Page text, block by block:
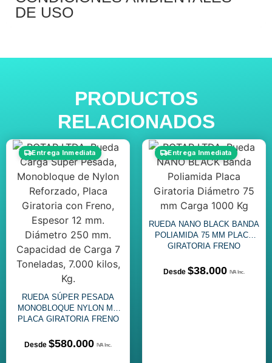
DE USO
PRODUCTOS
RELACIONADOS
Entrega Inmediata
RUEDA SÚPER PESADA
MONOBLOQUE NYLON MC
PLACA GIRATORIA FRENO
$580.000
Entrega Inmediata
RUEDA NANO BLACK BANDA
POLIAMIDA 75 MM PLACA
GIRATORIA FRENO
$38.000